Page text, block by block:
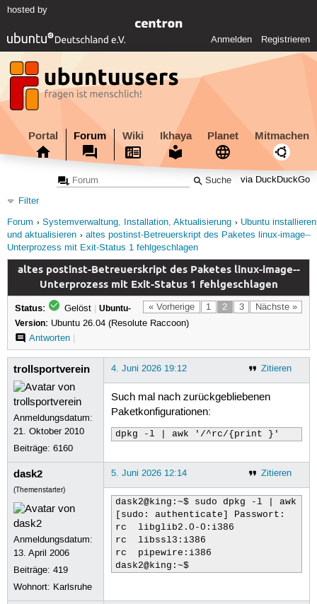
hosted by
Anmelden Registrieren
Portal Forum Wiki Ikhaya Planet Mitmachen
via DuckDuckGo
Filter
Forum
Systemverwaltung, Installation, Aktualisierung
Ubuntu installieren
und aktualisieren
altes postinst-Betreuerskript des Paketes linux-image--
Unterprozess mit Exit-Status 1 fehlgeschlagen
altes postinst-Betreuerskript des Paketes linux-image--
Unterprozess mit Exit-Status 1 fehlgeschlagen
« Vorherige 1 2 3 Nächste »
Status: Gelöst | Ubuntu-
Version: Ubuntu 26.04 (Resolute Raccoon)
Antworten|
trollsportverein
Anmeldungsdatum:
21. Oktober 2010
Beiträge:6160
Zitieren
4. Juni 2026 19:12
Such mal nach zurückgebliebenen
Paketkonfigurationen:
dpkg -l | awk '/^rc/{print }'
dask2
(Themenstarter)
Anmeldungsdatum:
13. April 2006
Beiträge:419
Wohnort: Karlsruhe
Zitieren
5. Juni 2026 12:14
dask2@king:~$ sudo dpkg -l |
[sudo: authenticate]
rc  libglib2.0-0:i386
rc  libssl3:i386
rc  pipewire:i386